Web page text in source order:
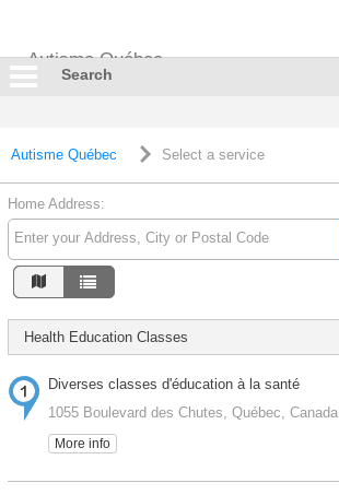
Autisme Québec
Search
Autisme Québec Select a service
Home Address:
Health Education Classes
Diverses classes d'éducation à la santé
1055 Boulevard des Chutes, Québec, Canada
More info